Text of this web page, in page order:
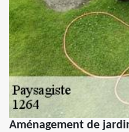
Aménagement de